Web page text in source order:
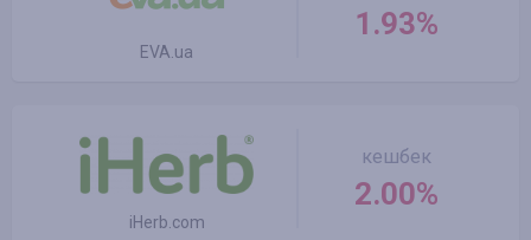
EVA.ua
1.93%
iHerb.com
кешбек
2.00%